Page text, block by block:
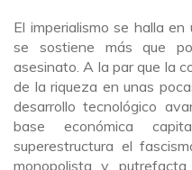
El imperialismo se halla
se sostiene más que
asesinato. A la par que la
de la riqueza en unas
desarrollo tecnológico
base económica
superestructura el
monopolista y